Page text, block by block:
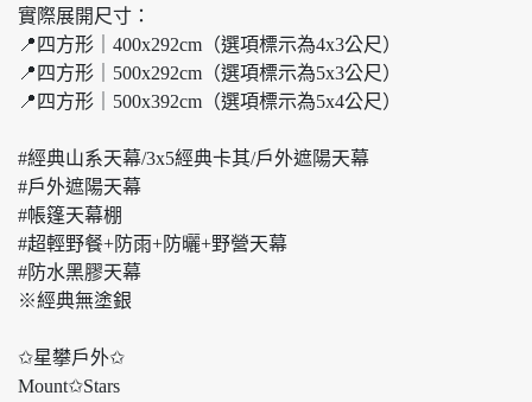
實際展開尺寸：
📍四方形｜400x292cm（選項標示為4x3公尺）
📍四方形｜500x292cm（選項標示為5x3公尺）
📍四方形｜500x392cm（選項標示為5x4公尺）
#經典山系天幕/3x5經典卡其/戶外遮陽天幕
#戶外遮陽天幕
#帳篷天幕棚
#超輕野餐+防雨+防曬+野營天幕
#防水黑膠天幕
※經典無塗銀
✩星攀戶外✩
Mount✩Stars